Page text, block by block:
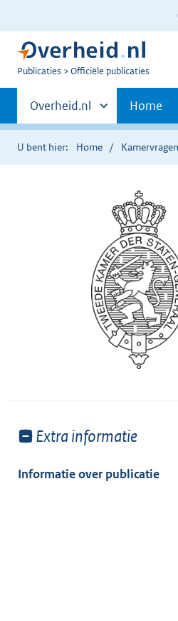
U
Publicaties Officiële publicaties
Primaire
navigatie
Andere
sites
binnen
Overheid.nl Home
U bent hier: Home
Toon
van:
Extra informatie
Informatie over publicatie